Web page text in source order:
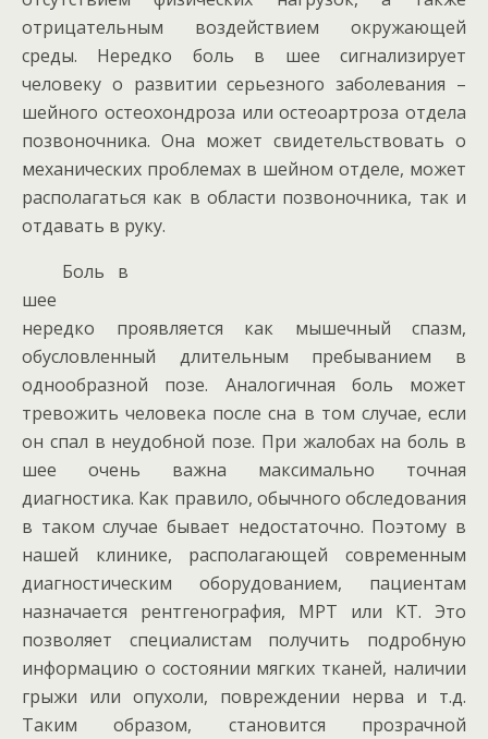
отрицательным воздействием окружающей
среды. Нередко боль в шее сигнализирует
человеку о развитии серьезного заболевания –
шейного остеохондроза или остеоартроза отдела
позвоночника. Она может свидетельствовать о
механических проблемах в шейном отделе, может
располагаться как в области позвоночника, так и
отдавать в руку.
Боль в
шее
нередко проявляется как мышечный спазм,
обусловленный длительным пребыванием в
однообразной позе. Аналогичная боль может
тревожить человека после сна в том случае, если
он спал в неудобной позе. При жалобах на боль в
шее очень важна максимально точная
диагностика. Как правило, обычного обследования
в таком случае бывает недостаточно. Поэтому в
нашей клинике, располагающей современным
диагностическим оборудованием, пациентам
назначается рентгенография, МРТ или КТ. Это
позволяет специалистам получить подробную
информацию о состоянии мягких тканей, наличии
грыжи или опухоли, повреждении нерва и т.д.
Таким образом, становится прозрачной